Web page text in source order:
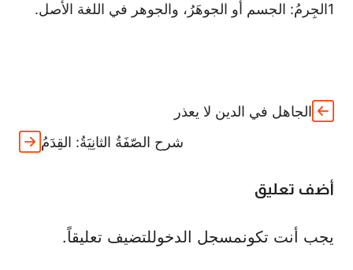
1الجِرمُ: الجسم أو الجوهَرُ، والجوهر في اللغة الأصل.
الجاهل في الدين لا يعذر
شرح الصّفَةُ الثانِيَةُ: القِدَمُ
أضف تعليق
يجب أنت تكونمسجل الدخوللتضيف تعليقاً.